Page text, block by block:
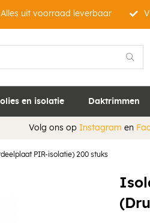
Alles uit voorraad leverbaar
en isolatie Daktrimmen
Volg ons op Instagram en
PIR-isolatie) 200 stuks